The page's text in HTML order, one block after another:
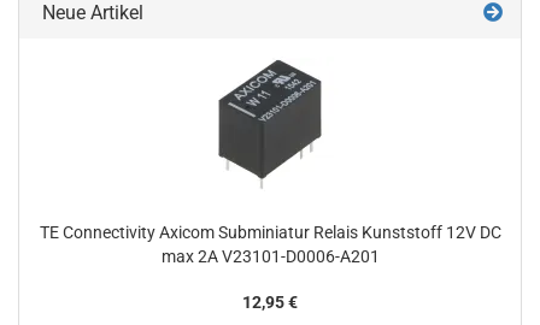
Neue Artikel
TE Connectivity Axicom Subminiatur Relais Kunststoff 12V DC
max 2A V23101-D0006-A201
12,95 €